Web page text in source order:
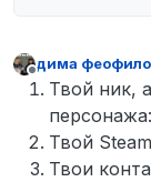
Не в сети
дима
Твой ник,
Твой
Твои